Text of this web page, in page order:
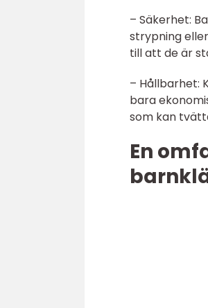
– Säkerhet:
strypning
till att de är
– Hållbarhet:
bara
som kan
En